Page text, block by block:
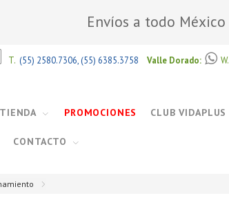
Envíos a todo México
T. (55) 2580.7306 (55) 6385.3758 Valle Dorado: W.
TIENDA PROMOCIONES CLUB VIDAPLUS
CONTACTO